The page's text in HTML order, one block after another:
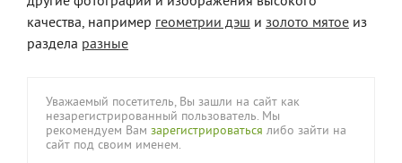
качества, например геометрии дэш и золото мятое из
раздела разные
Уважаемый посетитель, Вы зашли на сайт как
незарегистрированный пользователь. Мы
рекомендуем Вам зарегистрироваться либо зайти на
сайт под своим именем.